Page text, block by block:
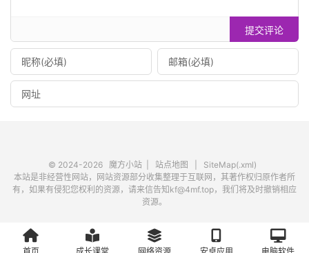
提交评论
© 2024-2026 魔方小站 站点地图
SiteMap(.xml)
本站是非经营性网站，网站资源部分收集整理于互联网，其著作权归原作者所
有，如果有侵犯您权利的资源，请来信告知kf@4mf.top，我们将及时撤销相应
资源。